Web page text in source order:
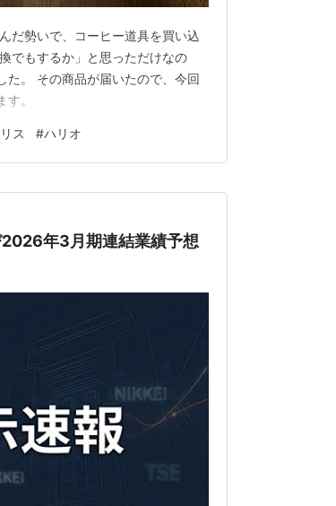
だ勢いで、コーヒー道具を買い込
でもするか」と思っただけなの
た。 その商品が届いたので、今回
。
ス #ハリオ
年3月期連結業績予想